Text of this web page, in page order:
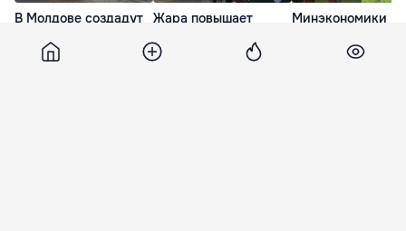
В Молдове создадут
лиц под
международными
Жара повышает
ANTA к перевозчикам
опасных грузов
Минэкономики
энергию: Стирка